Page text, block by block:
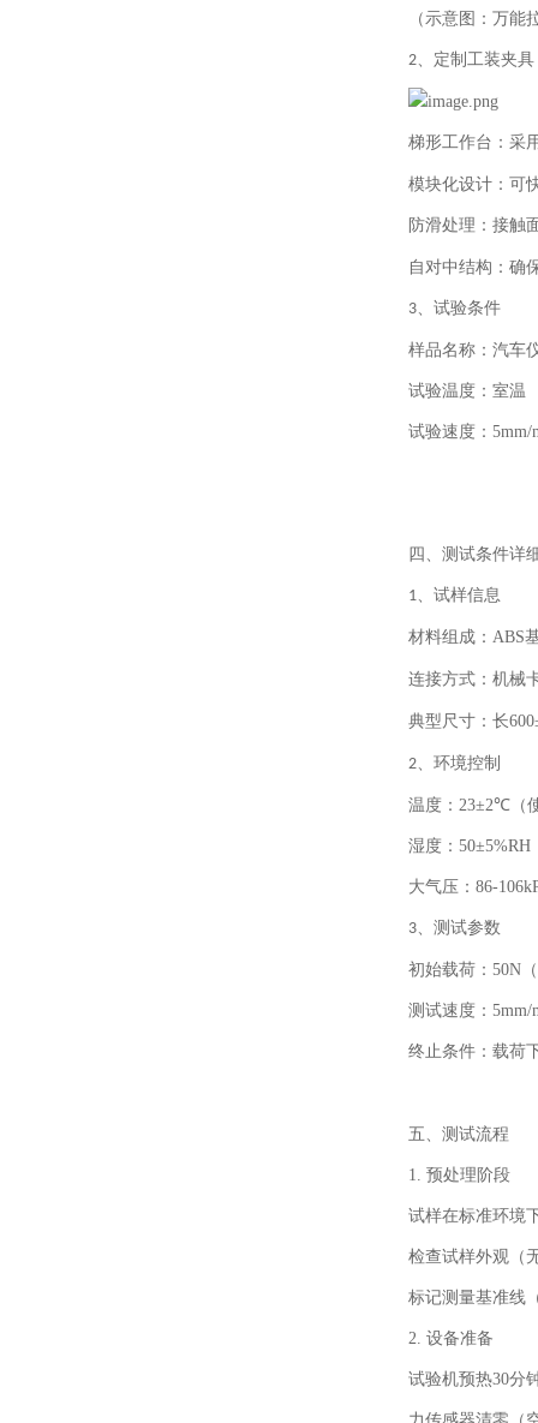
（示意图：万能
2、定制工装夹具
梯形工作台：采
模块化设计：可
防滑处理：接触
自对中结构：确
3、试验条件
样品名称：汽车
试验温度：室温
试验速度： 5mm/
四、 测试条件详
1、 试样信息
材料组成： ABS
连接方式：机械
典型尺寸：长
2、 环境控制
温度： 23±2℃（
湿度： 50±5%RH
大气压： 86-
3、 测试参数
初始载荷： 50N
测试速度： 5mm/
终止条件：载荷
五、 测试流程
1. 预处理阶段
试样在标准环境
检查试样外观（
标记测量基准线
2. 设备准备
试验机预热30分